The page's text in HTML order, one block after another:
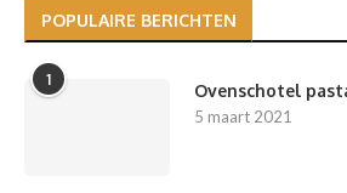
POPULAIRE BERICHTEN
1
Ovenschotel
5 maart 2021